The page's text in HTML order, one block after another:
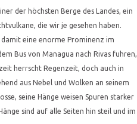
der höchsten Berge des Landes, ein
die wir je gesehen haben.
damit eine enorme Prominenz im
Bus von Managua nach Rivas fuhren,
herrscht Regenzeit, doch auch in
aus Nebel und Wolken an seinem
seine Hänge weisen Spuren starker
sind auf alle Seiten hin steil und im